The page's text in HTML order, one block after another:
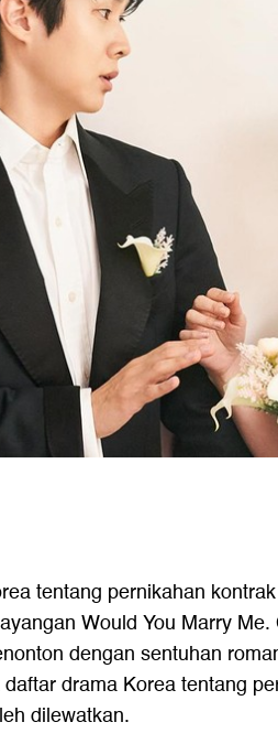
tentang pernikahan
Would You Marry
dengan sentuhan
drama Korea tentang
dilewatkan.